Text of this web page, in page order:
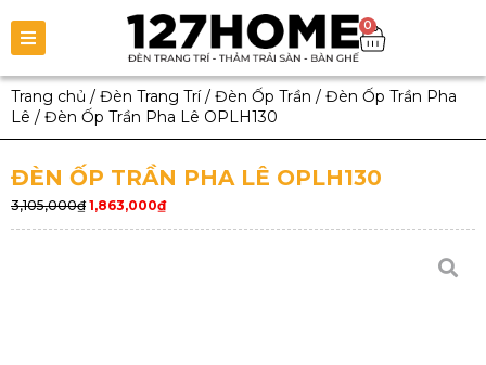
0
Trang chủ / Đèn Trang Trí/ Đèn Ốp Trần / Đèn Ốp Trần Pha
Lê / Đèn Ốp Trần Pha Lê OPLH130
ĐÈN ỐP TRẦN PHA LÊ OPLH130
3,105,000₫ 1,863,000₫